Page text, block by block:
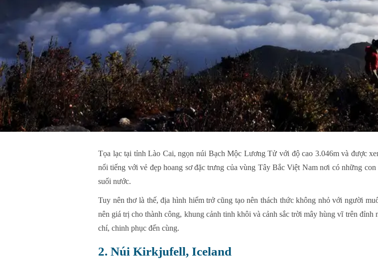
Tọa lạc tại tỉnh Lào Cai, ngọn núi Bạch Mộc Lương Tử với độ cao 3.046m và được
nổi tiếng với vẻ đẹp hoang sơ đặc trưng của vùng Tây Bắc Việt Nam nơi có những
suối nước.
Tuy nên thơ là thế, địa hình hiểm trở cũng tạo nên thách thức không nhỏ với người
nên giá trị cho thành công, khung cảnh tinh khôi và cảnh sắc trời mây hùng vĩ trên
chí, chinh phục đến cùng.
2. Núi Kirkjufell, Iceland